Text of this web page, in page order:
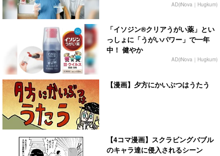
AD(iNova｜Hugkum)
「イソジン®クリアうがい薬」とい
っしょに「うがいパワー」で一年
中！ 健やか
AD(iNova｜Hugkum)
【漫画】夕方にかいぶつはうたう
【4コマ漫画】スクラビングバブル
のキャラ達に侵入されるシーン